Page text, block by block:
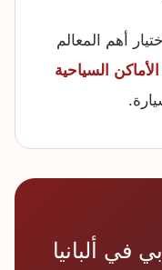
أهم المعالم
السياحية
ألبانيا